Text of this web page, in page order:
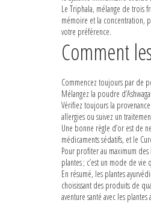
Le Triphala, mélange de trois
mémoire et la concentration,
votre préférence.
Comment
Commencez toujours par de
Mélangez la poudre
Vérifiez toujours la
allergies ou suivez un
Une bonne règle d’or est de
médicaments sédatifs, et le
Pour profiter au maximum
plantes ; c’est un mode de
En résumé, les plantes
choisissant des produits de
aventure santé avec les plantes